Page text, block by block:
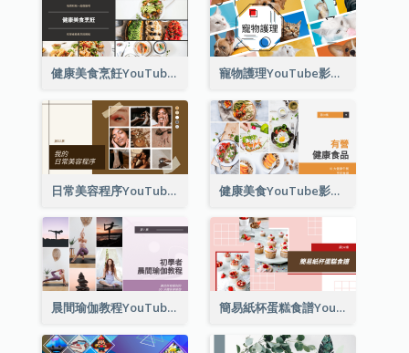
健康美食烹飪YouTube影片縮圖 寵物護理YouTube影片縮圖
日常美容程序YouTube影片縮圖 健康美食YouTube影片縮圖
晨間瑜伽教程YouTube影片縮圖 簡易紙杯蛋糕食譜YouTube影片縮圖